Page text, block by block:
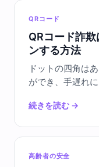
QRコード
QRコード詐
ンする方法
ドットの四角は
ができ、手遅れ
全にスキャンす
続きを読む →
高齢者の安全